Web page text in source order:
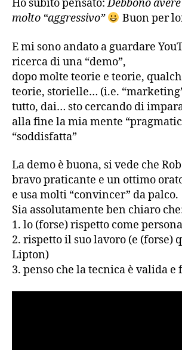
Ho subito pensato: Debbono
molto “aggressivo”
Buon per
E mi sono andato a guardare
ricerca di una “demo”,
dopo molte teorie e teorie,
teorie, storielle… (i.e.
tutto, dai… sto cercando di
alla fine la mia mente
“soddisfatta”
La demo è buona, si vede che
bravo praticante e un ottimo
e usa molti “convincer” da palco.
Sia assolutamente ben chiaro
1. lo (forse) rispetto come persona
2. rispetto il suo lavoro (e (forse)
Lipton)
3. penso che la tecnica è valida